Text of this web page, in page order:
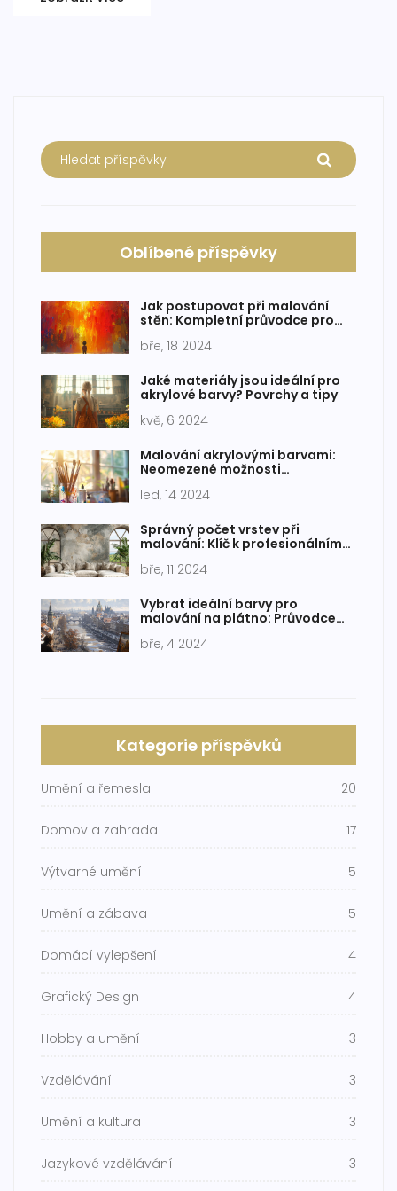
Oblíbené příspěvky
Jak postupovat při malování
stěn: Kompletní průvodce pro
bře, 18 2024
Jaké materiály jsou ideální pro
akrylové barvy? Povrchy a tipy
kvě, 6 2024
Malování akrylovými barvami:
Neomezené možnosti
led, 14 2024
Správný počet vrstev při
malování: Klíč k profesionálnímu
bře, 11 2024
Vybrat ideální barvy pro
malování na plátno: Průvodce
bře, 4 2024
Kategorie příspěvků
Umění a řemesla 20
Domov a zahrada 17
Výtvarné umění 5
Umění a zábava 5
Domácí vylepšení 4
Grafický Design 4
Hobby a umění 3
Vzdělávání 3
Umění a kultura 3
Jazykové vzdělávání 3